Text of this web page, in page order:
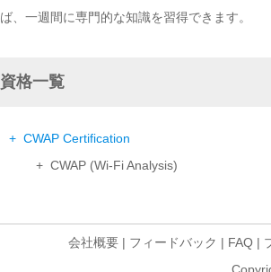
ば、一週間に専門的な知識を習得できます。
資格一覧
+ CWAP Certification
+ CWAP (Wi-Fi Analysis)
会社概要 | フィードバック | FAQ |